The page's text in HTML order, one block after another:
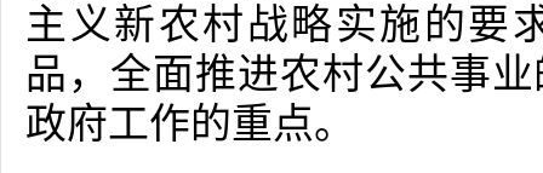
主义新农村战略实施的要
品，全面推进农村公共事
政府工作的重点。